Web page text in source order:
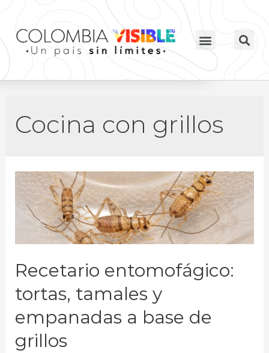
Cocina con grillos
Recetario entomofágico:
tortas, tamales y
empanadas a base de
grillos